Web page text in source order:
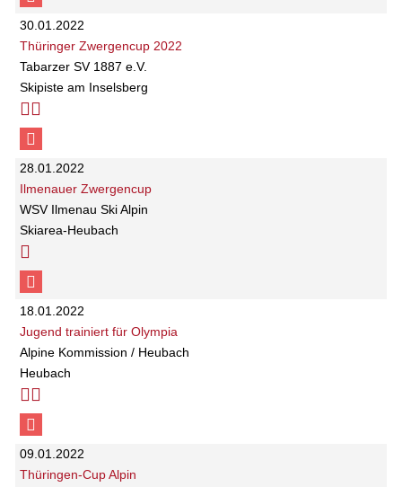
30.01.2022
Thüringer Zwergencup 2022
Tabarzer SV 1887 e.V.
Skipiste am Inselsberg
28.01.2022
Ilmenauer Zwergencup
WSV Ilmenau Ski Alpin
Skiarea-Heubach
18.01.2022
Jugend trainiert für Olympia
Alpine Kommission / Heubach
Heubach
09.01.2022
Thüringen-Cup Alpin